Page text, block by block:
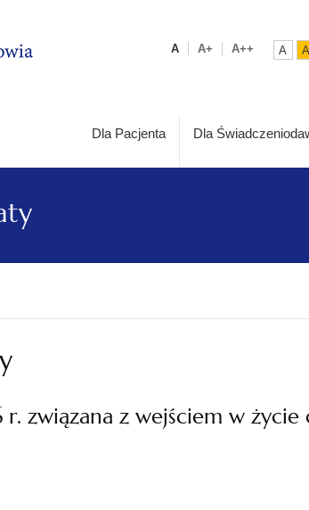
A A+ A++ A A
Dla Pacjenta Dla
związana z wejściem w